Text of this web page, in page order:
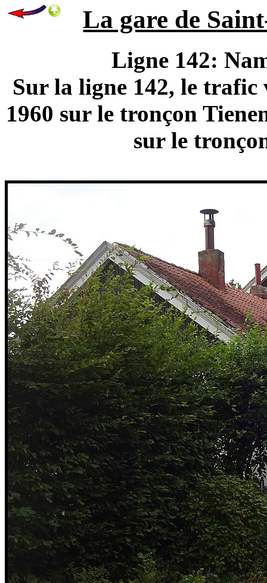
La gare de
Ligne 142:
Sur la ligne 142, le trafic
1960 sur le tronçon
sur le